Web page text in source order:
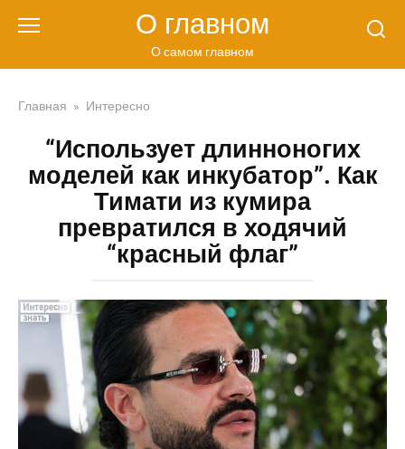
О главном
О самом главном
Главная » Интересно
“Использует длинноногих
моделей как инкубатор”. Как
Тимати из кумира
превратился в ходячий
“красный флаг”